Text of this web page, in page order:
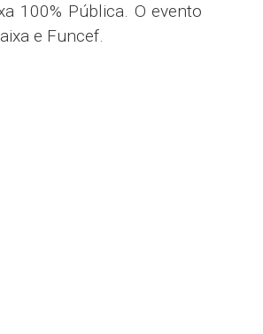
100% Pública. O evento
e Funcef.